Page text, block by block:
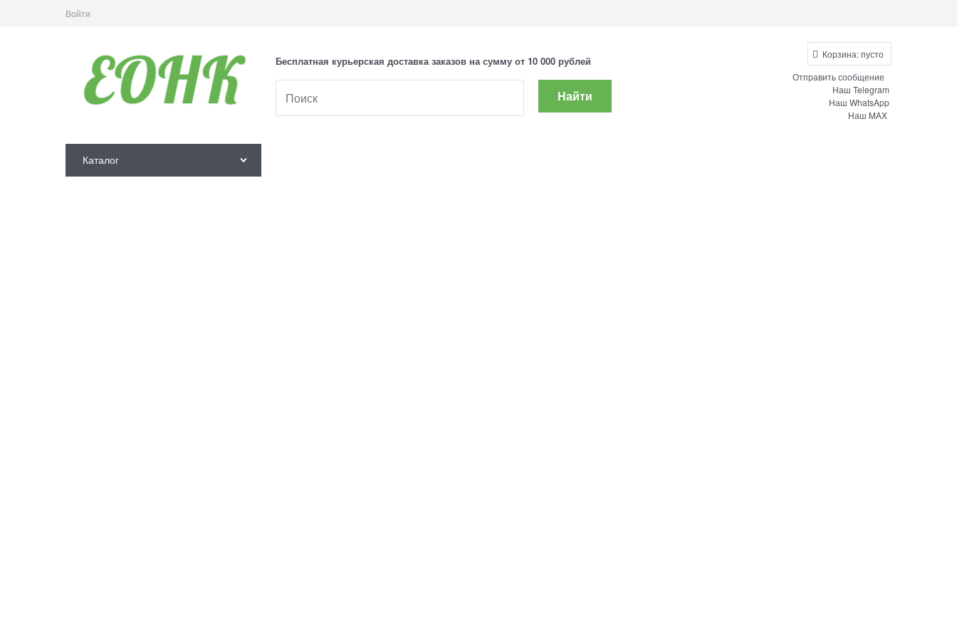
Войти
Бесплатная курьерская доставка заказов на сумму от 10 000 рублей
Найти
Корзина:пусто
Отправить сообщение
Наш Telegram
Наш WhatsApp
Наш MAX
Каталог